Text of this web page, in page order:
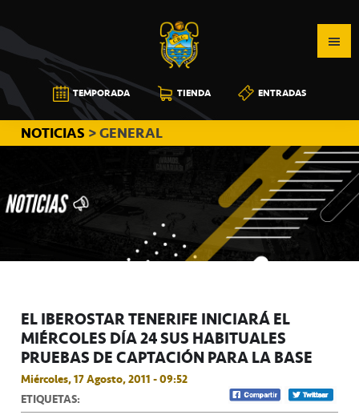
a
la
navegación
principal
al
contenido
principal
a
la
barra
lateral
principal
CB
CANARIAS
TEMPORADA TIENDA ENTRADAS
NOTICIAS > GENERAL
EL IBEROSTAR TENERIFE INICIARÁ EL
MIÉRCOLES DÍA 24 SUS HABITUALES
PRUEBAS DE CAPTACIÓN PARA LA BASE
Miércoles, 17 Agosto, 2011 - 09:52
ETIQUETAS: